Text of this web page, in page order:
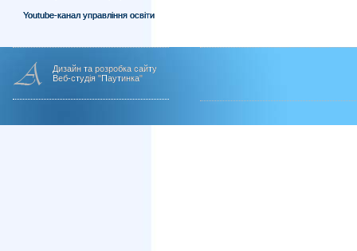
Youtube-канал управління освіти
Дизайн та розробка сайту
Веб-студія "Паутинка"